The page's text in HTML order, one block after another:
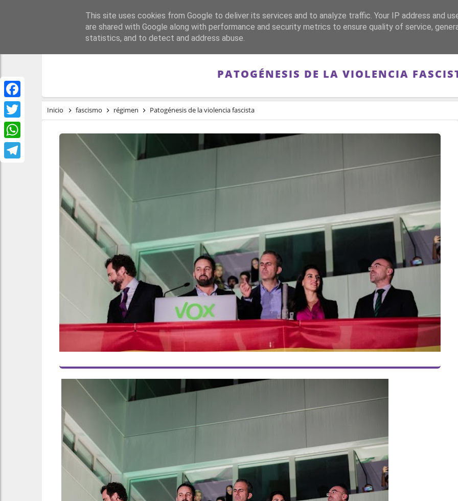
Facebook
Twitter
WhatsApp
PORTADA REPÚBLICA FRANQUISMO GUERRA DE ESPAÑA MEMORIA
PATOGÉNESIS DE LA VIOLENCIA
Inicio fascismo régimen Patogénesis de la violencia fascista
This site uses cookies from Google to deliver its services and to analyze traffic. Your IP address and
are shared with Google along with performance and security metrics to ensure quality of service,
statistics, and to detect and address abuse.